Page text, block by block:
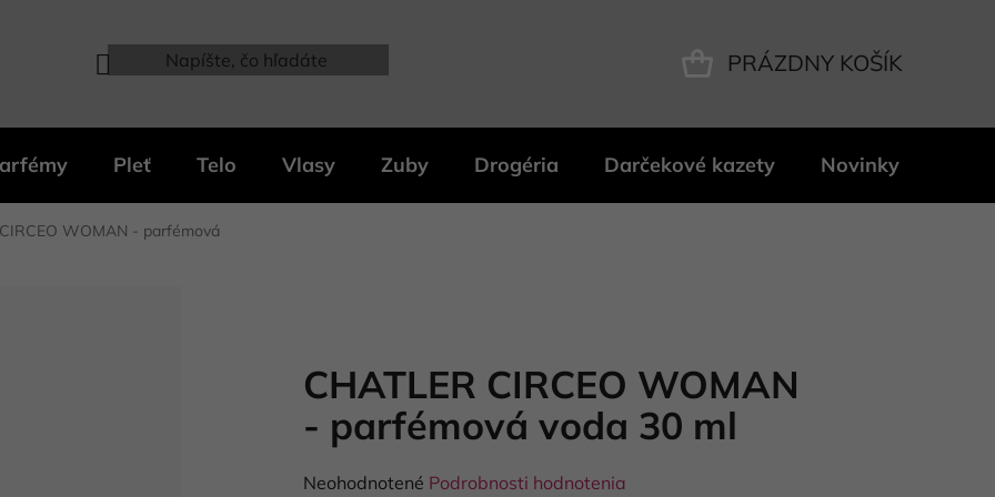
PRÁZDNY KOŠÍK
Pleť Telo Vlasy Zuby Drogéria Darčekové kazety Novinky
WOMAN - parfémová
CHATLER CIRCEO WOMAN
- parfémová voda 30 ml
Priemerné
Neohodnotené Podrobnosti hodnotenia